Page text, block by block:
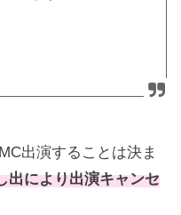
出演することは決ま
出により出演キャンセ